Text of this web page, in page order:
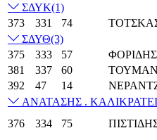
ΣΔΥΚ(1)
373
331 74
ΣΔΥΘ(3)
375
333 57 ΦΟΡΙΔΗΣ
381
337 60
392
47 14
ΑΝΑΤΑΣΗΣ .
376
334 75